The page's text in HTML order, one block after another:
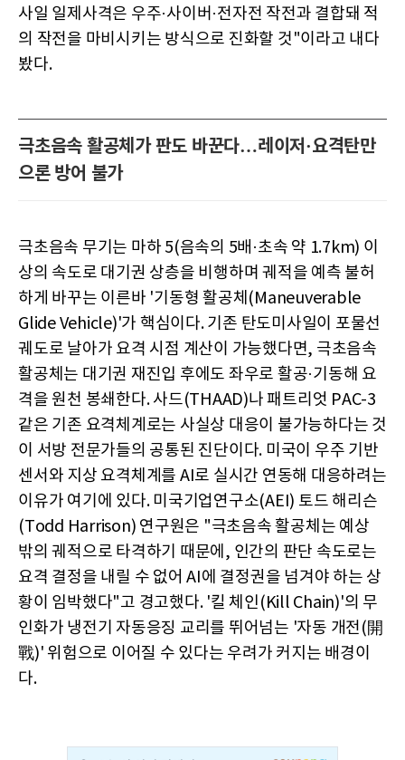
사일 일제사격은 우주·사이버·전자전 작전과 결합돼 적
의 작전을 마비시키는 방식으로 진화할 것"이라고 내다
봤다.
극초음속 활공체가 판도 바꾼다…레이저·요격탄만
으론 방어 불가
극초음속 무기는 마하 5(음속의 5배·초속 약 1.7km) 이
상의 속도로 대기권 상층을 비행하며 궤적을 예측 불허
하게 바꾸는 이른바 '기동형 활공체(Maneuverable
Glide Vehicle)'가 핵심이다. 기존 탄도미사일이 포물선
궤도로 날아가 요격 시점 계산이 가능했다면, 극초음속
활공체는 대기권 재진입 후에도 좌우로 활공·기동해 요
격을 원천 봉쇄한다. 사드(THAAD)나 패트리엇 PAC-3
같은 기존 요격체계로는 사실상 대응이 불가능하다는 것
이 서방 전문가들의 공통된 진단이다. 미국이 우주 기반
센서와 지상 요격체계를 AI로 실시간 연동해 대응하려는
이유가 여기에 있다. 미국기업연구소(AEI) 토드 해리슨
(Todd Harrison) 연구원은 "극초음속 활공체는 예상
밖의 궤적으로 타격하기 때문에, 인간의 판단 속도로는
요격 결정을 내릴 수 없어 AI에 결정권을 넘겨야 하는 상
황이 임박했다"고 경고했다. '킬 체인(Kill Chain)'의 무
인화가 냉전기 자동응징 교리를 뛰어넘는 '자동 개전(開
戰)' 위험으로 이어질 수 있다는 우려가 커지는 배경이
다.